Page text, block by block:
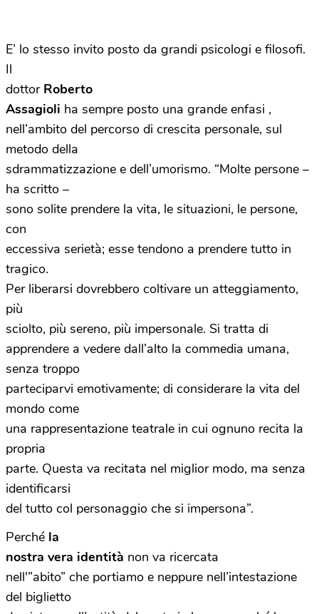
E’ lo stesso invito posto da grandi psicologi e filosofi.
Il
dottor Roberto
Assagioli ha sempre posto una grande enfasi ,
nell’ambito del percorso di crescita personale, sul
metodo della
sdrammatizzazione e dell’umorismo. “Molte persone –
ha scritto –
sono solite prendere la vita, le situazioni, le persone,
con
eccessiva serietà; esse tendono a prendere tutto in
tragico.
Per liberarsi dovrebbero coltivare un atteggiamento,
più
sciolto, più sereno, più impersonale. Si tratta di
apprendere a vedere dall’alto la commedia umana,
senza troppo
parteciparvi emotivamente; di considerare la vita del
mondo come
una rappresentazione teatrale in cui ognuno recita la
propria
parte. Questa va recitata nel miglior modo, ma senza
identificarsi
del tutto col personaggio che si impersona”.
Perché la
nostra vera identità non va ricercata
nell'”abito” che portiamo e neppure nell’intestazione
del biglietto